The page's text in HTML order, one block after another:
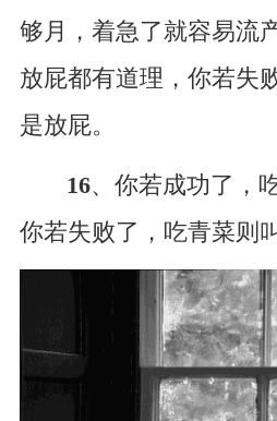
够月，着急了就容易流
放屁都有道理，你若失
是放屁。
16、你若成功了，
你若失败了，吃青菜则